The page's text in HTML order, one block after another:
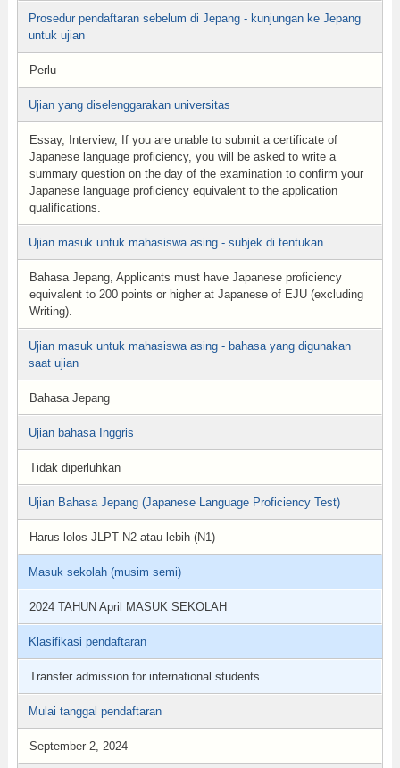
Prosedur pendaftaran sebelum di Jepang - kunjungan ke Jepang
untuk ujian
Perlu
Ujian yang diselenggarakan universitas
Essay, Interview, If you are unable to submit a certificate of
Japanese language proficiency, you will be asked to write a
summary question on the day of the examination to confirm your
Japanese language proficiency equivalent to the application
qualifications.
Ujian masuk untuk mahasiswa asing - subjek di tentukan
Bahasa Jepang, Applicants must have Japanese proficiency
equivalent to 200 points or higher at Japanese of EJU (excluding
Writing).
Ujian masuk untuk mahasiswa asing - bahasa yang digunakan
saat ujian
Bahasa Jepang
Ujian bahasa Inggris
Tidak diperluhkan
Ujian Bahasa Jepang (Japanese Language Proficiency Test)
Harus lolos JLPT N2 atau lebih (N1)
Masuk sekolah (musim semi)
2024 TAHUN April MASUK SEKOLAH
Klasifikasi pendaftaran
Transfer admission for international students
Mulai tanggal pendaftaran
September 2, 2024